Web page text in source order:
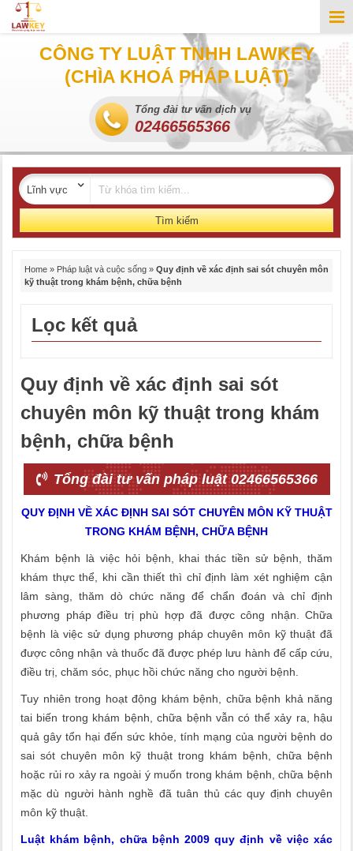
CÔNG TY LUẬT TNHH LAWKEY
(CHÌA KHOÁ PHÁP LUẬT)
Tổng đài tư vấn dịch vụ
02466565366
Tìm kiếm
Home » Pháp luật và cuộc sống » Quy định về xác định sai sót chuyên môn
kỹ thuật trong khám bệnh, chữa bệnh
Lọc kết quả
Quy định về xác định sai sót
chuyên môn kỹ thuật trong khám
bệnh, chữa bệnh
Tổng đài tư vấn pháp luật 02466565366
QUY ĐỊNH VỀ XÁC ĐỊNH SAI SÓT CHUYÊN MÔN KỸ THUẬT
TRONG KHÁM BỆNH, CHỮA BỆNH
Khám bệnh là việc hỏi bệnh, khai thác tiền sử bệnh, thăm
khám thực thể, khi cần thiết thì chỉ định làm xét nghiệm cận
lâm sàng, thăm dò chức năng để chẩn đoán và chỉ định
phương pháp điều trị phù hợp đã được công nhận. Chữa
bệnh là việc sử dụng phương pháp chuyên môn kỹ thuật đã
được công nhận và thuốc đã được phép lưu hành để cấp cứu,
điều trị, chăm sóc, phục hồi chức năng cho người bệnh.
Tuy nhiên trong hoạt động khám bệnh, chữa bệnh khả năng
tai biến trong khám bệnh, chữa bệnh vẫn có thể xảy ra, hậu
quả gây tổn hại đến sức khỏe, tính mạng của người bệnh do
sai sót chuyên môn kỹ thuật trong khám bệnh, chữa bệnh
hoặc rủi ro xảy ra ngoài ý muốn trong khám bệnh, chữa bệnh
mặc dù người hành nghề đã tuân thủ các quy định chuyên
môn kỹ thuật.
Luật khám bệnh, chữa bệnh 2009 quy định về việc xác